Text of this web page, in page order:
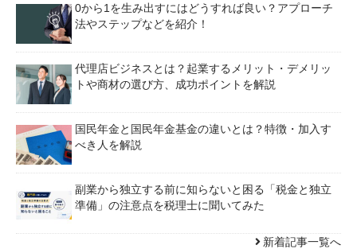
0から1を生み出すにはどうすれば良い？アプローチ
法やステップなどを紹介！
代理店ビジネスとは？起業するメリット・デメリッ
トや商材の選び方、成功ポイントを解説
国民年金と国民年金基金の違いとは？特徴・加入す
べき人を解説
副業から独立する前に知らないと困る「税金と独立
準備」の注意点を税理士に聞いてみた
新着記事一覧へ